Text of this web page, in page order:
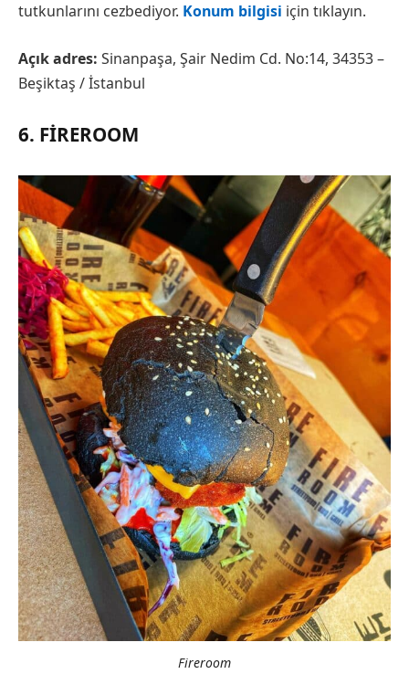
tutkunlarını cezbediyor. Konum bilgisi için tıklayın.
Açık adres: Sinanpaşa, Şair Nedim Cd. No:14, 34353 –
Beşiktaş / İstanbul
6. FIREROOM
Fireroom